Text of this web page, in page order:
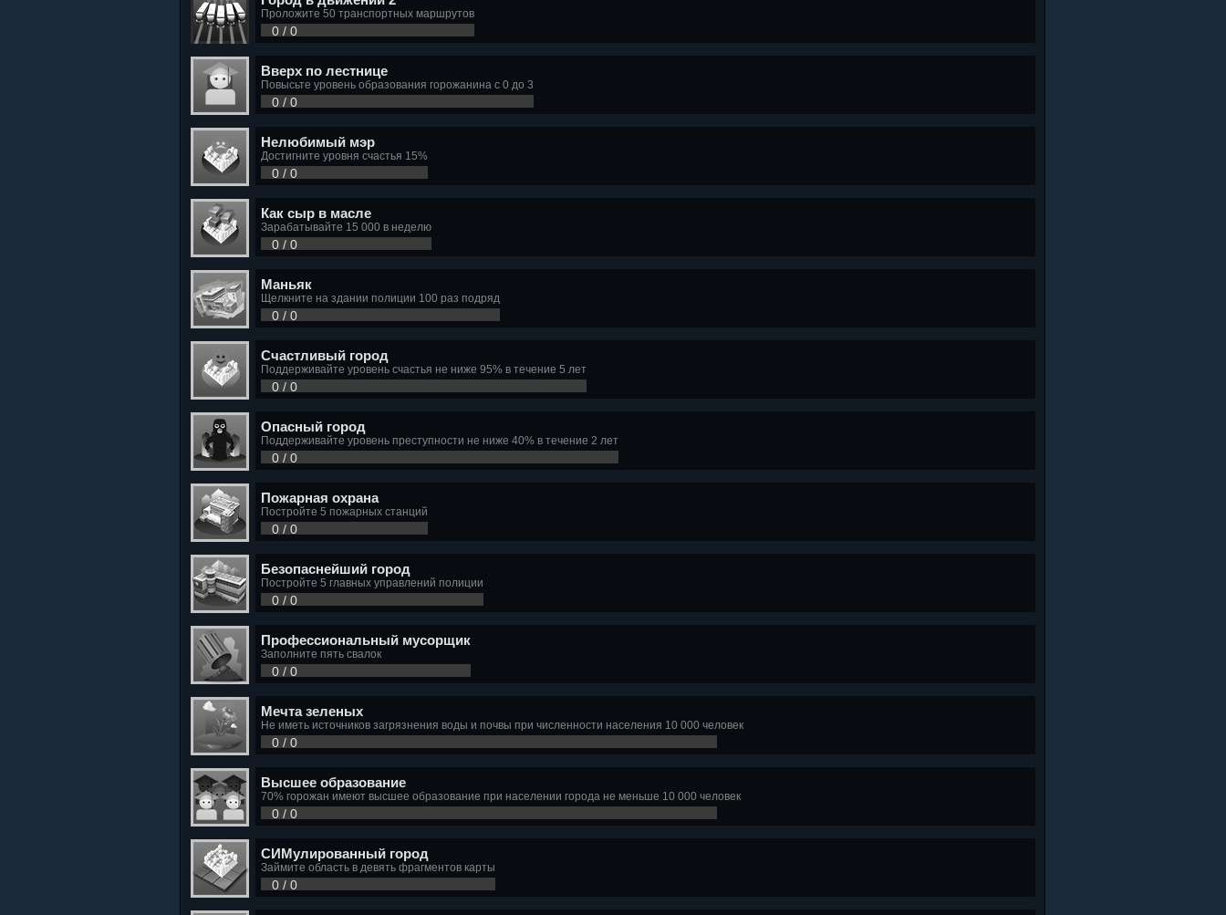
Проложите 50 транспортных маршрутов
0 / 0
Вверх по лестнице
Повысьте уровень образования горожанина с 0 до 3
0 / 0
Нелюбимый мэр
Достигните уровня счастья 15%
0 / 0
Как сыр в масле
Зарабатывайте 15 000 в неделю
0 / 0
Маньяк
Щелкните на здании полиции 100 раз подряд
0 / 0
Счастливый город
Поддерживайте уровень счастья не ниже 95% в течение 5 лет
0 / 0
Опасный город
Поддерживайте уровень преступности не ниже 40% в течение 2 лет
0 / 0
Пожарная охрана
Постройте 5 пожарных станций
0 / 0
Безопаснейший город
Постройте 5 главных управлений полиции
0 / 0
Профессиональный мусорщик
Заполните пять свалок
0 / 0
Мечта зеленых
Не иметь источников загрязнения воды и почвы при численности населения 10 000 человек
0 / 0
Высшее образование
70% горожан имеют высшее образование при населении города не меньше 10 000 человек
0 / 0
СИМулированный город
Займите область в девять фрагментов карты
0 / 0